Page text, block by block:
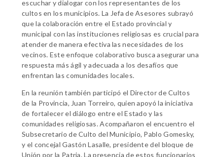
escuchar y dialogar con los representantes de los
cultos en los municipios. La Jefa de Asesores subrayó
que la colaboración entre el Estado provincial y
municipal con las instituciones religiosas es crucial para
atender de manera efectiva las necesidades de los
vecinos. Este enfoque colaborativo busca asegurar una
respuesta más ágil y adecuada a los desafíos que
enfrentan las comunidades locales.
En la reunión también participó el Director de Cultos
de la Provincia, Juan Torreiro, quien apoyó la iniciativa
de fortalecer el diálogo entre el Estado y las
comunidades religiosas. Acompañaron el encuentro el
Subsecretario de Culto del Municipio, Pablo Gomesky,
y el concejal Gastón Lasalle, presidente del bloque de
Unión por la Patria. La presencia de estos funcionarios